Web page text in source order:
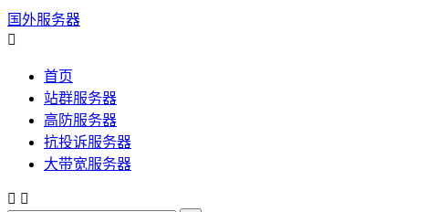
国外服务器

首页
站群服务器
高防服务器
抗投诉服务器
大带宽服务器
 